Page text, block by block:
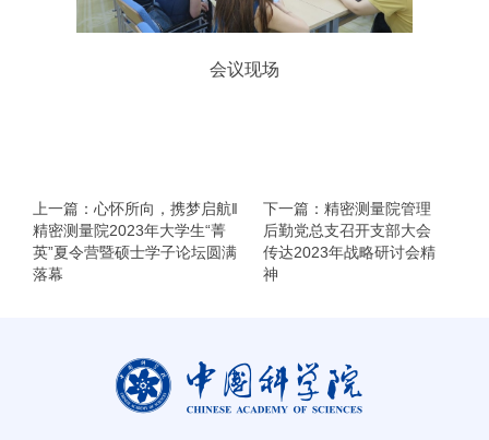
会议现场
上一篇：心怀所向，携梦启航‖
精密测量院2023年大学生“菁
英”夏令营暨硕士学子论坛圆满
落幕
下一篇：精密测量院管理
后勤党总支召开支部大会
传达2023年战略研讨会精
神